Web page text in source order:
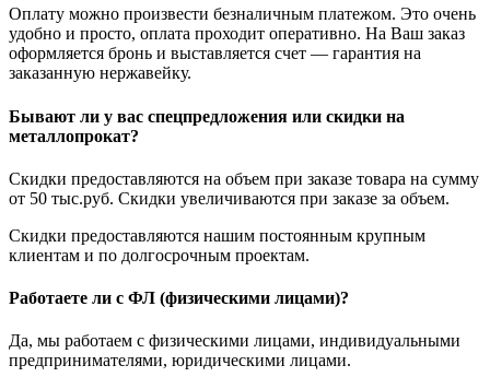
Оплату можно произвести безналичным платежом. Это очень
удобно и просто, оплата проходит оперативно. На Ваш заказ
оформляется бронь и выставляется счет — гарантия на
заказанную нержавейку.
Бывают ли у вас спецпредложения или скидки на
металлопрокат?
Скидки предоставляются на объем при заказе товара на сумму
от 50 тыс.руб. Скидки увеличиваются при заказе за объем.
Скидки предоставляются нашим постоянным крупным
клиентам и по долгосрочным проектам.
Работаете ли с ФЛ (физическими лицами)?
Да, мы работаем с физическими лицами, индивидуальными
предпринимателями, юридическими лицами.